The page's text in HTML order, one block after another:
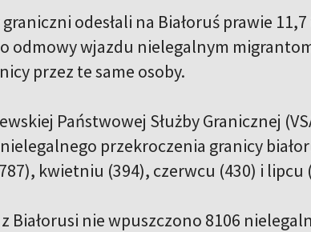
odesłali na Białoruś prawie
odmowy wjazdu nielegalnym
przez te same osoby.
Państwowej Służby Granicznej
przekroczenia granicy
kwietniu (394), czerwcu (430) i lipcu
Białorusi nie wpuszczono 8106